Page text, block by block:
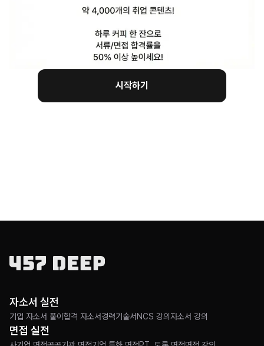
시작하기
자소서 실전
기업 자소서 풀이 합격 자소서경력기술서 NCS 강의자소서 강의
면접 실전